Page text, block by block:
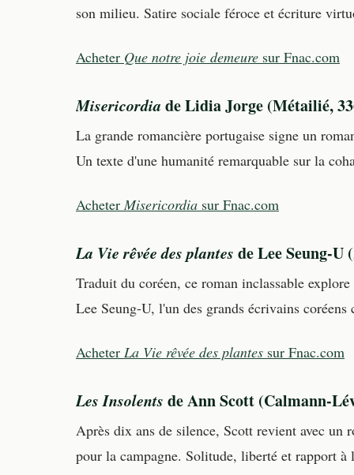
son milieu. Satire sociale féroce et écriture
Acheter Que notre joie demeure sur Fnac.com
Misericordia de Lidia Jorge (Métailié,
La grande romancière portugaise signe un
Un texte d'une humanité remarquable sur la
Acheter Misericordia sur Fnac.com
La Vie rêvée des plantes de Lee Seung-U
Traduit du coréen, ce roman inclassable
Lee Seung-U, l'un des grands écrivains
Acheter La Vie rêvée des plantes sur Fnac.com
Les Insolents de Ann Scott (Calmann-
Après dix ans de silence, Scott revient avec
pour la campagne. Solitude, liberté et rapport à